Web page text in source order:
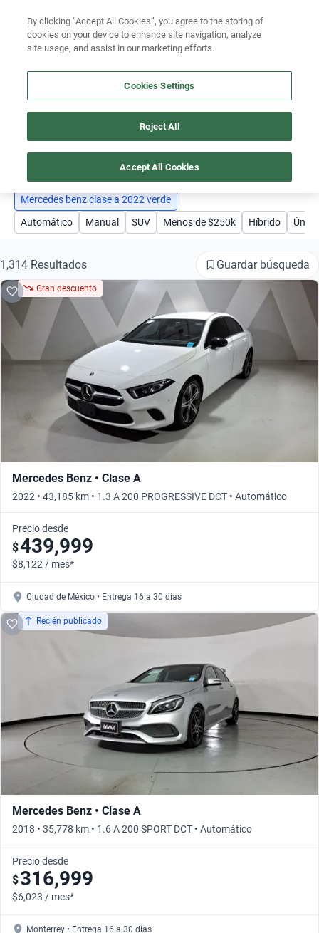
Ubicación
AUTOS MERCEDES BENZ CLASE A 2022 VERDE
Busca por versión
Busca por marca
Busca por modelo
Busca por versión
Busca por año
1
Mercedes benz clase a 2022 verde
Automático
Manual SUV Menos de $250k Híbrido
1,314 Resultados Guardar búsqueda
Gran descuento
Mercedes Benz • Clase A
2022 • 43,185 km • 1.3 A 200 PROGRESSIVE DCT • Automático
Precio desde
$439,999
$8,122 / mes*
Ciudad de México • Entrega 16 a 30 días
Recién publicado
Mercedes Benz • Clase A
2018 • 35,778 km • 1.6 A 200 SPORT DCT • Automático
Precio desde
$316,999
$6,023 / mes*
Monterrey • Entrega 16 a 30 días
By clicking “Accept All Cookies”, you agree to the storing of
cookies on your device to enhance site navigation, analyze
site usage, and assist in our marketing efforts.
Cookies Settings
Reject All
Accept All Cookies